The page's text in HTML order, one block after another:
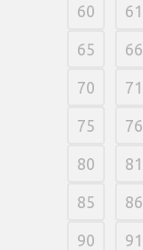
60 61
65 66
70 71
75 76
80 81
85 86
90 91